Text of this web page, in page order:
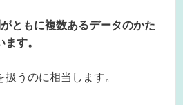
ともに複数あるデータのかた
す。
扱うのに相当します。